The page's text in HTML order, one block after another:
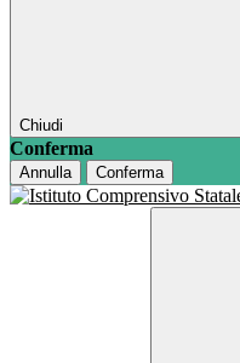
Chiudi
Conferma
Annulla Conferma